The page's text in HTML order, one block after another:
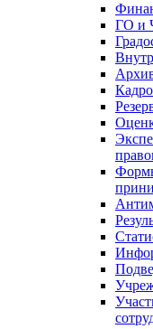
ГО и